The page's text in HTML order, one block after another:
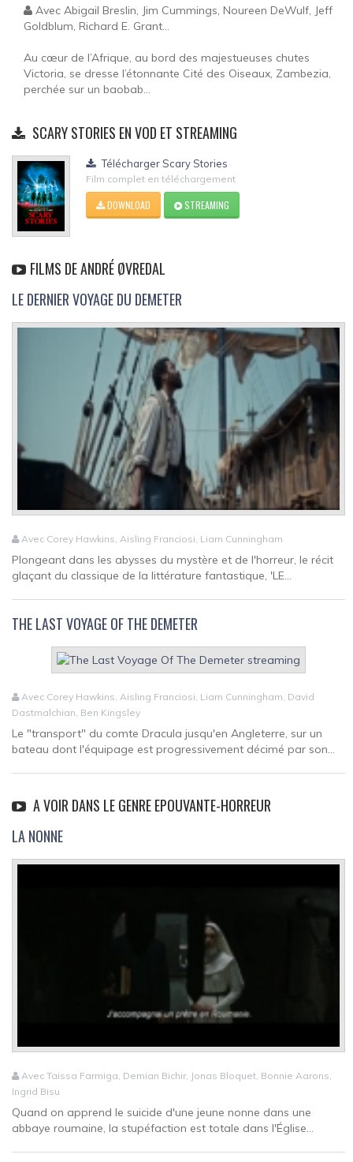
Avec Abigail Breslin, Jim Cummings, Noureen DeWulf, Jeff
Goldblum, Richard E. Grant...
Au cœur de l’Afrique, au bord des majestueuses chutes
Victoria, se dresse l’étonnante Cité des Oiseaux, Zambezia,
perchée sur un baobab...
SCARY STORIES EN VOD ET STREAMING
Télécharger Scary Stories
Film complet en téléchargement
DOWNLOAD STREAMING
FILMS DE ANDRÉ ØVREDAL
LE DERNIER VOYAGE DU DEMETER
Avec Corey Hawkins, Aisling Franciosi, Liam Cunningham
Plongeant dans les abysses du mystère et de l'horreur, le récit
glaçant du classique de la littérature fantastique, 'LE...
THE LAST VOYAGE OF THE DEMETER
Avec Corey Hawkins, Aisling Franciosi, Liam Cunningham, David
Dastmalchian, Ben Kingsley
Le "transport" du comte Dracula jusqu'en Angleterre, sur un
bateau dont l'équipage est progressivement décimé par son...
A VOIR DANS LE GENRE EPOUVANTE-HORREUR
LA NONNE
Avec Taissa Farmiga, Demian Bichir, Jonas Bloquet, Bonnie Aarons,
Ingrid Bisu
Quand on apprend le suicide d'une jeune nonne dans une
abbaye roumaine, la stupéfaction est totale dans l'Église...